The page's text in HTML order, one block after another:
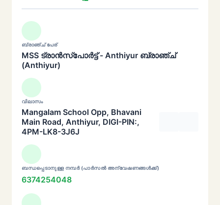
ബ്രാഞ്ച് പേര്
MSS ട്രാൻസ്പോർട്ട് - Anthiyur ബ്രാഞ്ച്
(Anthiyur)
വിലാസം
Mangalam School Opp, Bhavani
Main Road, Anthiyur, DIGI-PIN:,
4PM-LK8-3J6J
ബന്ധപ്പെടാനുള്ള നമ്പർ (പാർസൽ അന്വേഷണങ്ങൾക്ക്)
6374254048